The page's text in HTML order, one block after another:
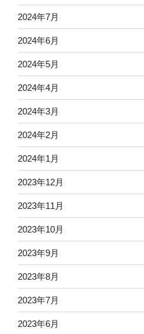
2024年7月
2024年6月
2024年5月
2024年4月
2024年3月
2024年2月
2024年1月
2023年12月
2023年11月
2023年10月
2023年9月
2023年8月
2023年7月
2023年6月